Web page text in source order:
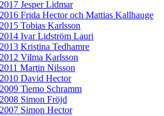
2017 Jesper Lidmar
2016 Frida Hector och Mattias Kallhauge
2015 Tobias Karlsson
2014 Ivar Lidström Lauri
2013 Kristina Tedhamre
2012 Vilma Karlsson
2011 Martin Nilsson
2010 David Hector
2009 Tiemo Schramm
2008 Simon Fröjd
2007 Simon Hector